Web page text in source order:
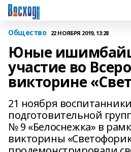
Общество 22 НОЯБРЯ 2019, 13:28
Юные
участие во
викторине
21 ноября воспитанники
подготовительной
№ 9 «Белоснежка» в
викторины